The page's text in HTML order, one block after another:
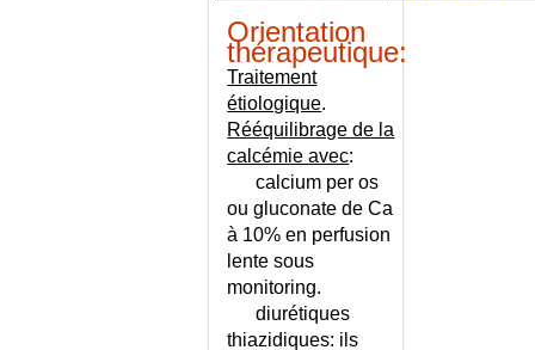
KAWASAKI (MALADIE DE)
KERATOACANTHOME
KERATOSE SEBORRHEIQUE
KLINEFELTER (SYNDROME DE)
KLIPPEL-TRENAUNEY
KORSAKOFF (SYNDROME DE)
Orientation
thérapeutique:
Traitement
étiologique.
Rééquilibrage de la
calcémie avec:
calcium per os
ou gluconate de Ca
à 10% en perfusion
lente sous
monitoring.
diurétiques
thiazidiques: ils